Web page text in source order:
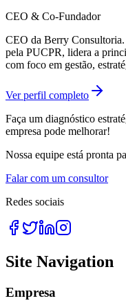
CEO & Co-Fundador
CEO da Berry Consultoria.
pela PUCPR, lidera a
com foco em gestão,
Ver perfil completo
Faça um diagnóstico
empresa pode melhorar!
Nossa equipe está pronta
Falar com um consultor
Redes sociais
Site Navigation
Empresa